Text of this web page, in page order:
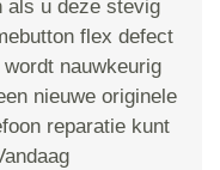
als u deze stevig
flex defect
nauwkeurig
nieuwe originele
reparatie kunt